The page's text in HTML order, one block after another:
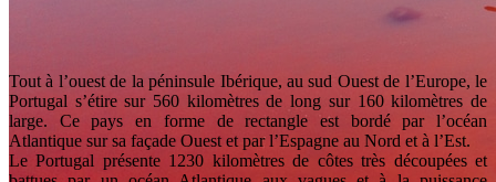
Tout à l’ouest de la péninsule Ibérique, au sud Ouest de l’Europe, le
Portugal s’étire sur 560 kilomètres de long sur 160 kilomètres de
large. Ce pays en forme de rectangle est bordé par l’océan
Atlantique sur sa façade Ouest et par l’Espagne au Nord et à l’Est.
Le Portugal présente 1230 kilomètres de côtes très découpées et